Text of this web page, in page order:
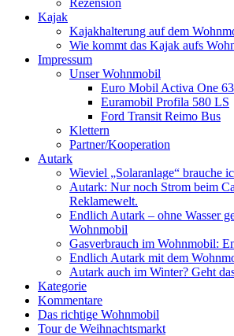
Kajak
Kajakhalterung auf dem
Wie kommt das Kajak aufs
Impressum
Unser Wohnmobil
Euro Mobil Activa One
Euramobil Profila 580 LS
Ford Transit Reimo Bus
Klettern
Partner/Kooperation
Autark
Wieviel „Solaranlage“ brauche
Autark: Nur noch Strom beim
Reklamewelt.
Endlich Autark – ohne Wasser
Wohnmobil
Gasverbrauch im Wohnmobil:
Endlich Autark mit dem
Autark auch im Winter? Geht
Kategorie
Kommentare
Das richtige Wohnmobil
Tour de Weihnachtsmarkt